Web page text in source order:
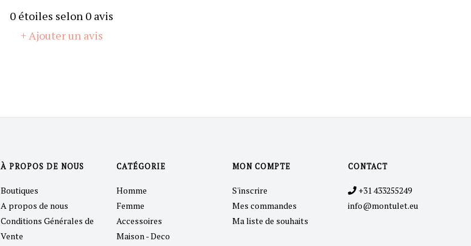
0 étoiles selon 0 avis
+ Ajouter un avis
À PROPOS DE NOUS
Boutiques
A propos de nous
Conditions Générales de
Vente
CATÉGORIE
Homme
Femme
Accessoires
Maison - Deco
MON COMPTE
S'inscrire
Mes commandes
Ma liste de souhaits
CONTACT
+31 433255249
info@montulet.eu